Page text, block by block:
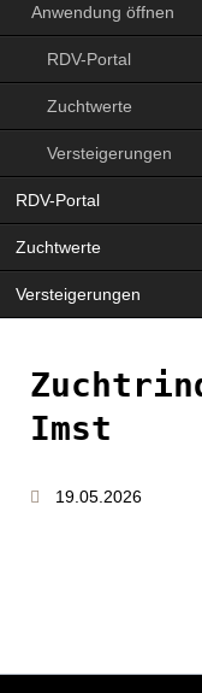
Anwendung öffnen
RDV-Portal
Zuchtwerte
Versteigerungen
RDV-Portal
Zuchtwerte
Versteigerungen
Imst
19.05.2026